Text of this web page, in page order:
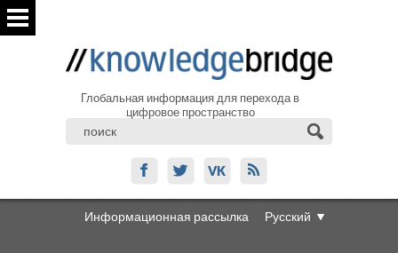
Глобальная информация для перехода в
цифровое пространство
Информационная рассылка Русский